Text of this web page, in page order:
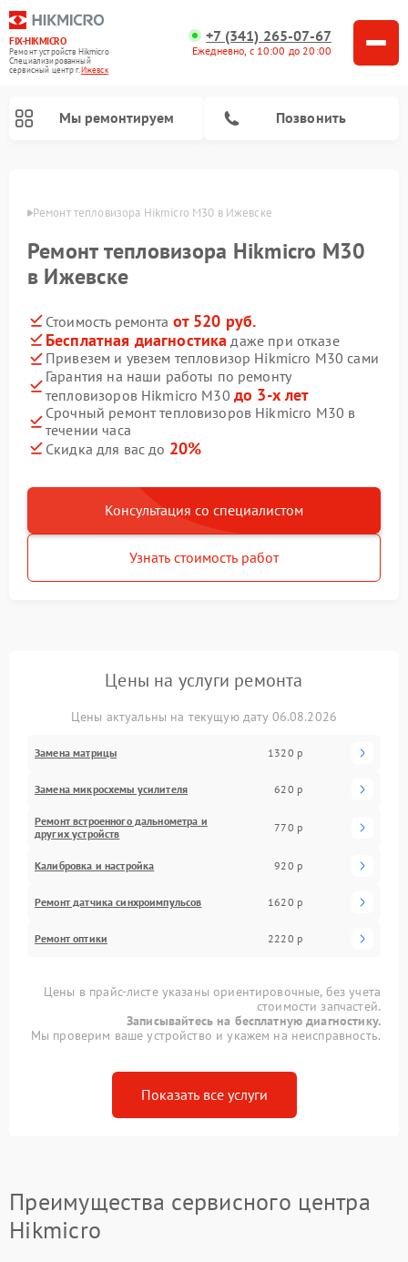
FIX-HIKMICRO
Ремонт устройств Hikmicro
Специализированный
cервисный центр г.Ижевск
+7 (341) 265-07-67
Ежедневно, с 10:00 до 20:00
Мы ремонтируем Позвонить
Ремонт тепловизора Hikmicro M30 в Ижевске
Ремонт тепловизора Hikmicro M30
в Ижевске
Стоимость ремонта от 520 руб.
Бесплатная диагностика даже при отказе
Привезем и увезем тепловизор Hikmicro M30 сами
Гарантия на наши работы по ремонту
тепловизоров Hikmicro M30 до 3-х лет
Срочный ремонт тепловизоров Hikmicro M30 в
течении часа
Скидка для вас до 20%
Консультация со специалистом
Узнать стоимость работ
Цены на услуги ремонта
Цены актуальны на текущую дату 06.08.2026
Замена матрицы 1320 р
Замена микросхемы усилителя 620 р
Ремонт встроенного дальнометра и
других устройств
770 р
Калибровка и настройка 920 р
Ремонт датчика синхроимпульсов 1620 р
Ремонт оптики 2220 р
Цены в прайс-листе указаны ориентировочные, без учета
стоимости запчастей.
Записывайтесь на бесплатную диагностику.
Мы проверим ваше устройство и укажем на неисправность.
Показать все услуги
Преимущества сервисного центра
Hikmicro